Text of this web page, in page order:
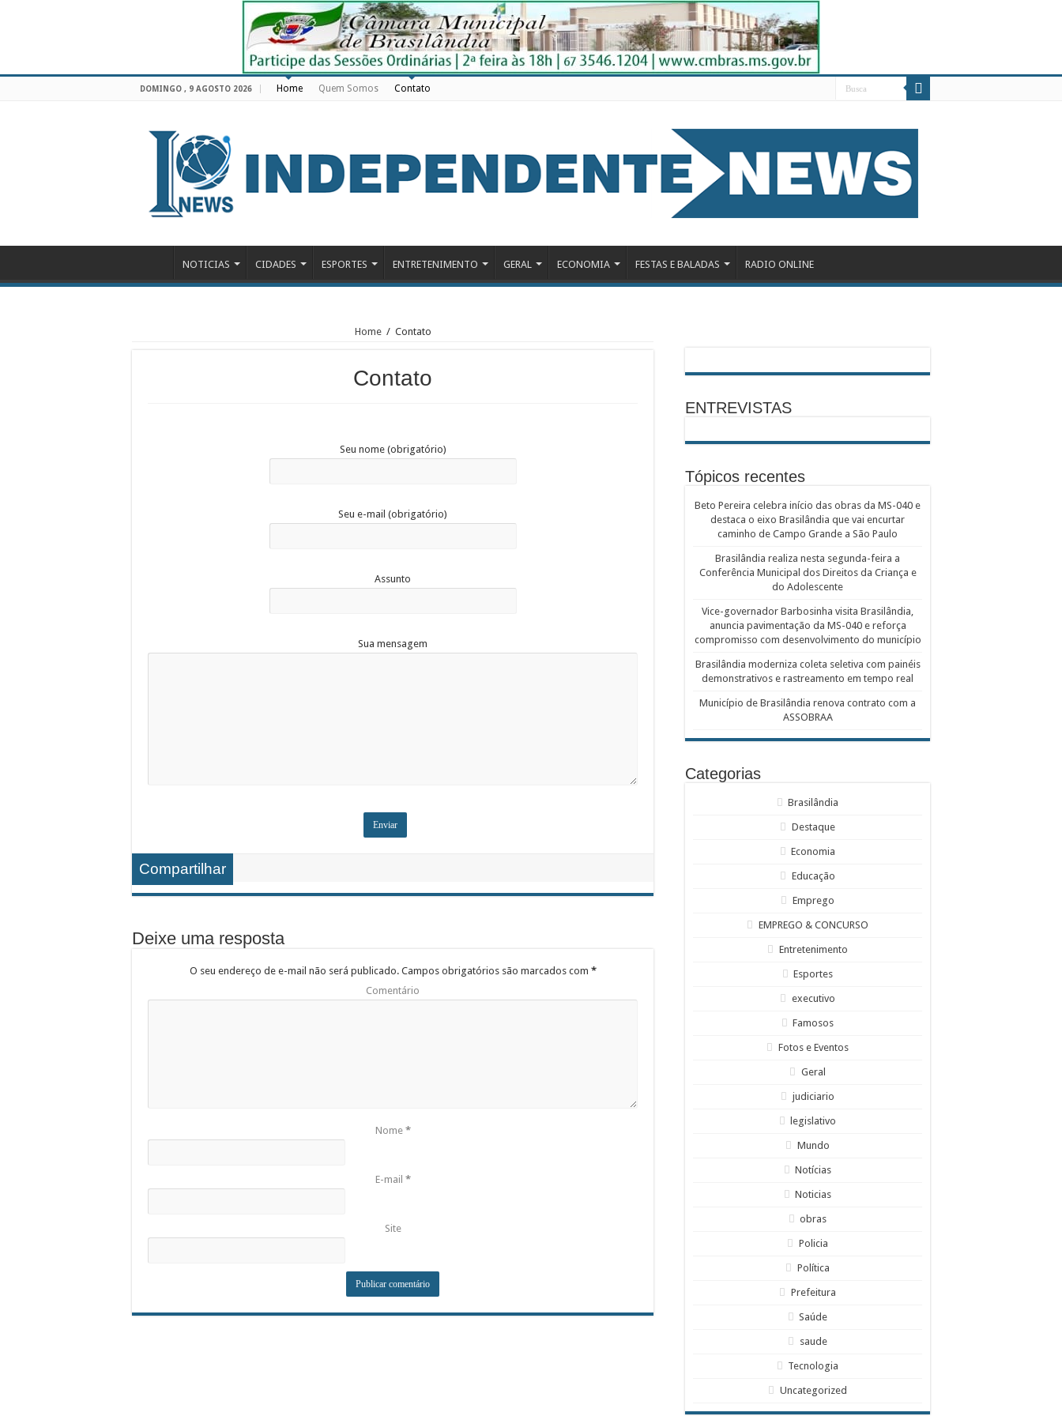
DOMINGO , 9 AGOSTO 2026 Home Quem Somos Contato
NOTICIAS CIDADES ESPORTES ENTRETENIMENTO GERAL ECONOMIA FESTAS E BALADAS RADIO ONLINE
Home / Contato
Contato
Seu nome (obrigatório)
Seu e-mail (obrigatório)
Assunto
Sua mensagem
Compartilhar
Deixe uma resposta
O seu endereço de e-mail não será publicado.Campos obrigatórios são marcados com *
Comentário
Nome *
E-mail *
Site
ENTREVISTAS
Tópicos recentes
Beto Pereira celebra início das obras da MS-040 e
destaca o eixo Brasilândia que vai encurtar
caminho de Campo Grande a São Paulo
Brasilândia realiza nesta segunda-feira a
Conferência Municipal dos Direitos da Criança e
do Adolescente
Vice-governador Barbosinha visita Brasilândia,
anuncia pavimentação da MS-040 e reforça
compromisso com desenvolvimento do município
Brasilândia moderniza coleta seletiva com painéis
demonstrativos e rastreamento em tempo real
Município de Brasilândia renova contrato com a
ASSOBRAA
Categorias
Brasilândia
Destaque
Economia
Educação
Emprego
EMPREGO & CONCURSO
Entretenimento
Esportes
executivo
Famosos
Fotos e Eventos
Geral
judiciario
legislativo
Mundo
Notícias
Noticias
obras
Policia
Política
Prefeitura
Saúde
saude
Tecnologia
Uncategorized